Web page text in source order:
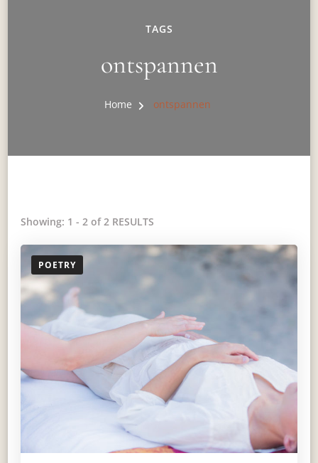
TAGS
ontspannen
Home ontspannen
Showing: 1 - 2 of 2 RESULTS
POETRY